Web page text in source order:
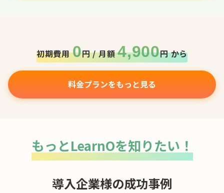
初期費用0円 / 月額4,900円 から
料金プランをもっと見る
もっとLearnOを知りたい！
導入企業様の成功事例